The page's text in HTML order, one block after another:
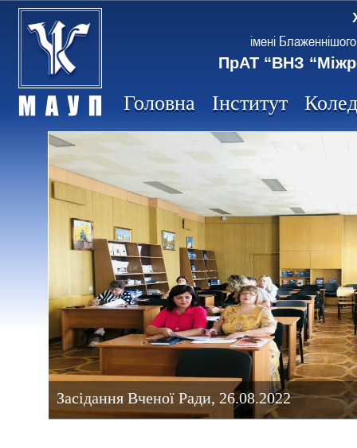
імені
ПрАТ “ВНЗ
Головна Інститут
Засідання Вченої Ради, 26.08.2022